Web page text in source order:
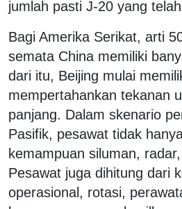
jumlah pasti J-20 yang
Bagi Amerika Serikat, arti
semata China memiliki
dari itu, Beijing mulai
mempertahankan tekanan
panjang. Dalam skenario
Pasifik, pesawat tidak
kemampuan siluman,
Pesawat juga dihitung dari
operasional, rotasi,